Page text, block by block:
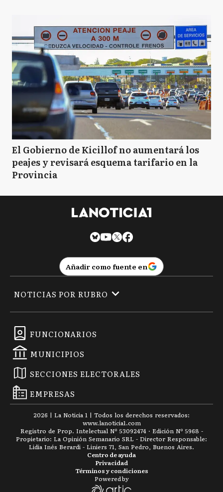
El Gobierno de Kicillof no aumentará los
peajes y revisará esquema tarifario en la
Provincia
Añadir como fuente en
FUNCIONARIOS
MUNICIPIOS
SECCIONES ELECTORALES
EMPRESAS
NOTICIAS POR RUBRO
2026 | La Noticia 1 | Todos los derechos reservados:
www.lanoticia1.com
Registro de Prop. Intelectual Nº 53092474 · Edición Nº 5968 -
Propietario: La Opinión Semanario SRL - Director Responsable:
Lidia Inés Berardi - Liniers 71, San Pedro, Buenos Aires.
Términos y condiciones
Privacidad
Centro de ayuda
Powered by